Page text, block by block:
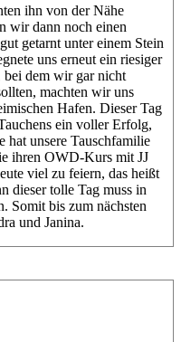
ihn von der Nähe
wir dann noch einen
getarnt unter einem Stein
uns erneut ein riesiger
bei dem wir gar nicht
machten wir uns
Hafen. Dieser Tag
ein voller Erfolg,
hat unsere Tauschfamilie
ihren OWD-Kurs mit JJ
viel zu feiern, das heißt
dieser tolle Tag muss in
Somit bis zum nächsten
und Janina.